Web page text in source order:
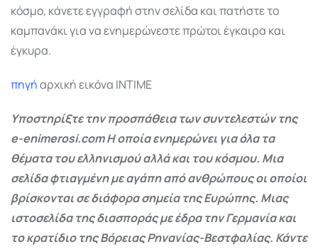
κόσμο, κάνετε εγγραφή στην σελίδα και πατήστε το
καμπανάκι για να ενημερώνεστε πρώτοι έγκαιρα και
έγκυρα.
πηγήαρχική εικόνα INTIME
Υποστηρίξτε την προσπάθεια των συντελεστών της
e-enimerosi.com Η οποία ενημερώνει για όλα τα
θέματα του ελληνισμού αλλά και του κόσμου. Μια
σελίδα φτιαγμένη με αγάπη από ανθρώπους οι οποίοι
βρίσκονται σε διάφορα σημεία της Ευρώπης. Μιας
ιστοσελίδα της διασποράς με έδρα την Γερμανία και
το κρατίδιο της Βόρειας Ρηνανίας-Βεστφαλίας. Κάντε